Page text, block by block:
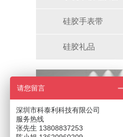
硅胶手表带
硅胶礼品
13808837253
请您留言
深圳市科泰利科技有限公司
服务热线
张先生 13808837253